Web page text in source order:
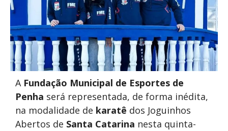
A Fundação Municipal de Esportes de
Penha será representada, de forma inédita,
na modalidade de karatê dos Joguinhos
Abertos de Santa Catarina nesta quinta-